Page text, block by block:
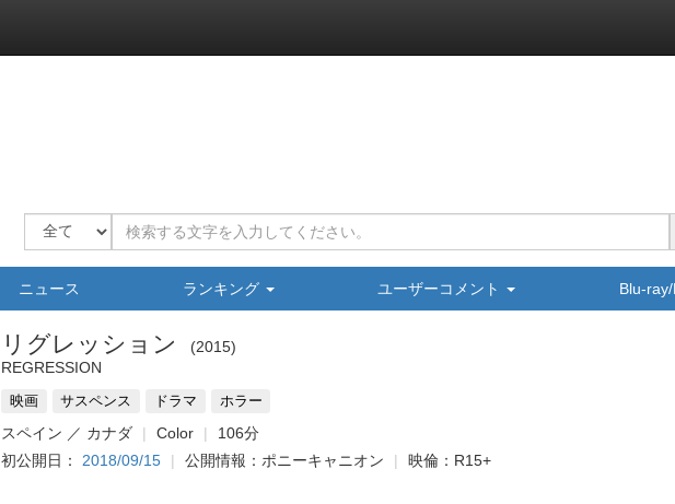
ニュース ランキング ユーザーコメント Blu-
リグレッション
2015
REGRESSION
映画 サスペンス ドラマ ホラー
スペイン ／ カナダ Color
106分
初公開日： 2018/09/15 公開情報：ポニーキャニオン 映倫：R15+